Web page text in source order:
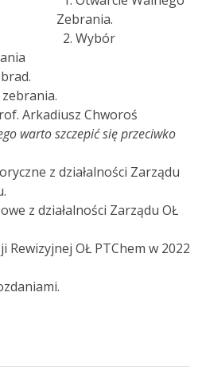
Zebrania.
2. Wybór
Arkadiusz Chworoś
warto szczepić się przeciwko
z działalności Zarządu
z działalności Zarządu OŁ
Rewizyjnej OŁ PTChem w 2022